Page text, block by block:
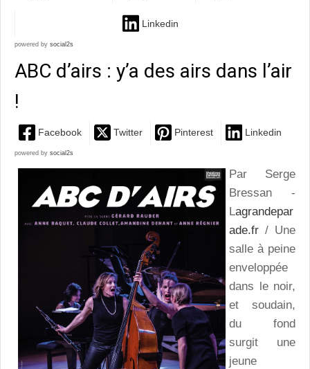
Linkedin
powered by social2s
ABC d’airs : y’a des airs dans l’air
!
Facebook Twitter Pinterest Linkedin
powered by social2s
Par Serge
Bressan -
Lagrandepar
ade.fr / Une
salle à peine
enveloppée
dans le noir,
et soudain,
du fond
surgit une
jeune